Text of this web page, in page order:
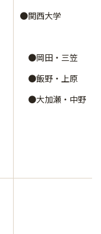
●関西大学
●岡田・三笠
●飯野・上原
●大加瀬・中野